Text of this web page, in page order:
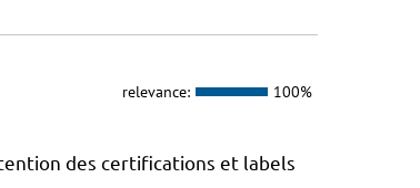
relevance: 100%
des certifications et labels